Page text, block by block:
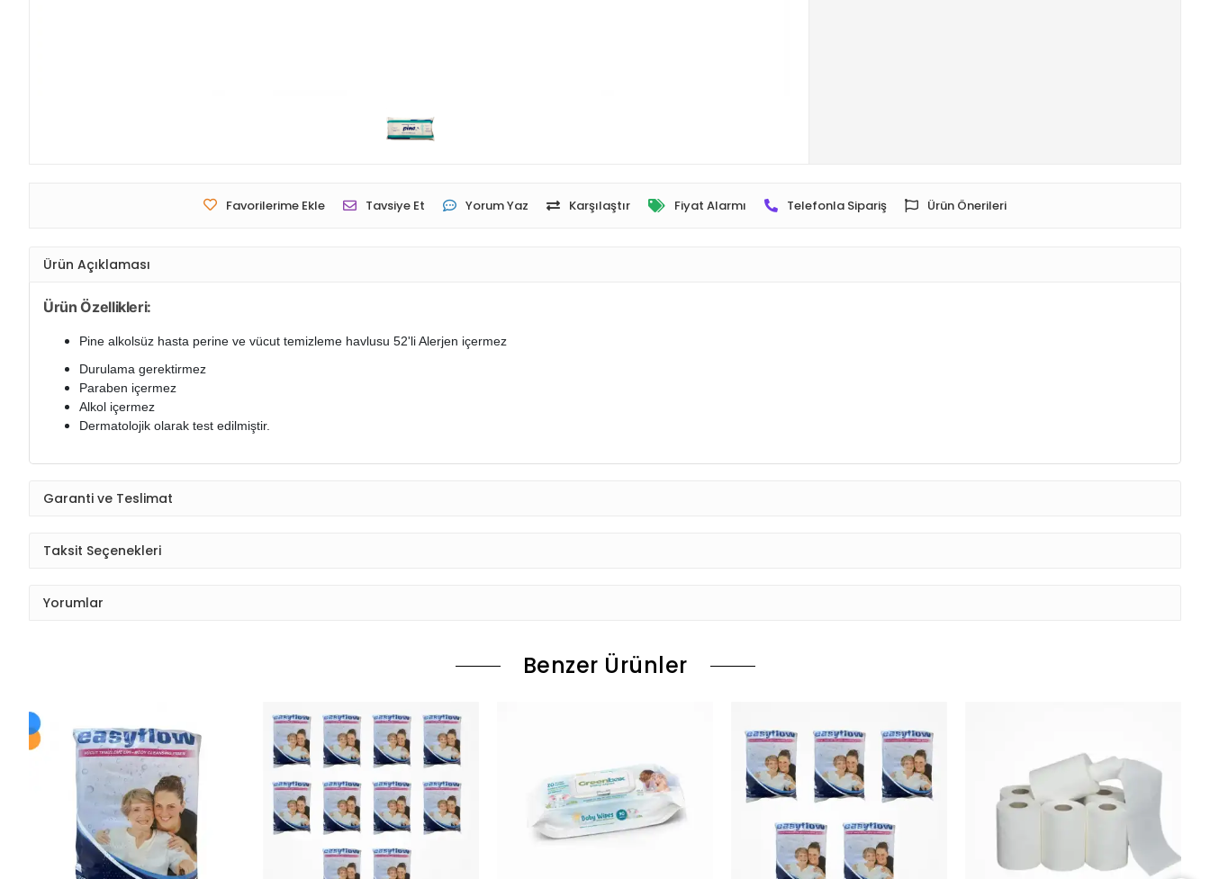
Favorilerime Ekle Tavsiye Et Yorum Yaz Karşılaştır Fiyat Alarmı Telefonla Sipariş Ürün Önerileri
Ürün Açıklaması
Ürün Özellikleri:
Pine alkolsüz hasta perine ve vücut temizleme havlusu 52'li Alerjen içermez
Durulama gerektirmez
Paraben içermez
Alkol içermez
Dermatolojik olarak test edilmiştir.
Garanti ve Teslimat
Taksit Seçenekleri
Yorumlar
Benzer Ürünler